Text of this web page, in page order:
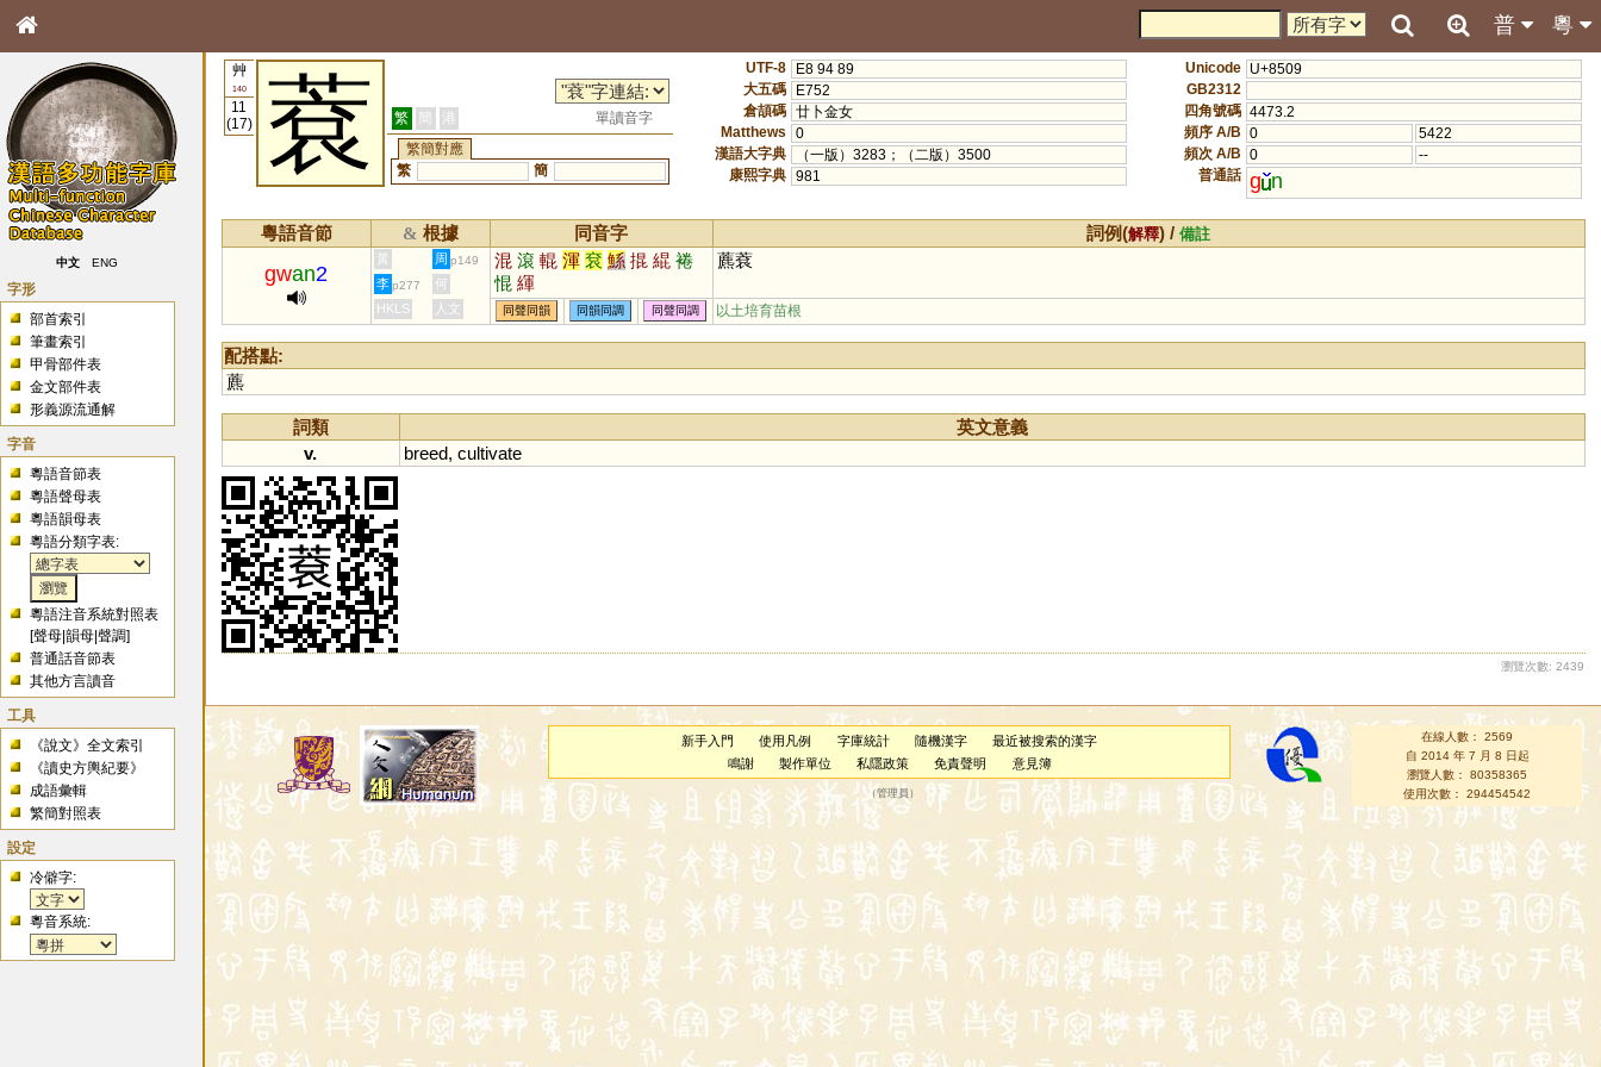
粵
普
中文 ENG
字形
部首索引
筆畫索引
甲骨部件表
金文部件表
形義源流通解
字音
粵語音節表
粵語聲母表
粵語韻母表
粵語分類字表:
粵語注音系統對照表
[聲母 |韻母 |聲調]
普通話音節表
其他方言讀音
工具
《說文》全文索引
《讀史方輿紀要》
成語彙輯
繁簡對照表
設定
冷僻字:
粵音系統:
艸
140
11
(17)
蔉 繁 簡 港
單讀音字
繁簡對應
繁
簡
UTF-8
E8 94 89
大五碼
E752
倉頡碼 廿卜金女
Matthews
0
漢語大字典
（一版）3283；（二版）3500
康熙字典 981
Unicode U+8509
GB2312
四角號碼 4473.2
頻序 A/B 0
5422
頻次 A/B 0
--
普通話 g n
粵語音節 & 根據 同音字 詞例(解釋) /備註
gwan2
黃 周 p149 混 滾 輥 渾 袞 鯀 掍 緄 裷
惃 緷
藨蔉
李 p277
何
HKLS
人文 同聲同韻 同韻同調 同聲同調 以土培育苗根
配搭點:
藨
詞類
英文意義
v.
breed, cultivate
瀏覽次數: 2439
新手入門 使用凡例 字庫統計 隨機漢字
最近被搜索的漢字
鳴謝
製作單位 私隱政策 免責聲明 意見簿
（管理員 ）
在線人數： 2569
自 2014 年 7 月 8 日起
瀏覽人數： 80358365
使用次數： 294454542